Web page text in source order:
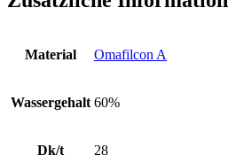
Material Omafilcon A
Wassergehalt 60%
Dk/t 28